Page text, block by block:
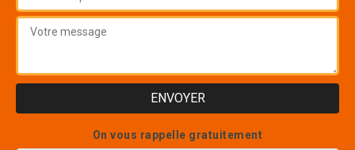
On vous rappelle gratuitement